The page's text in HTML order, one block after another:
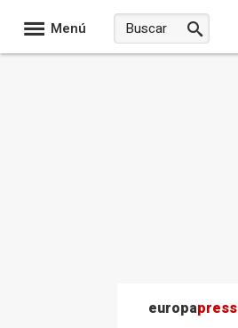
Menú
europapress